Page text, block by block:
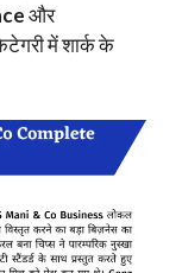
और
में शार्क के